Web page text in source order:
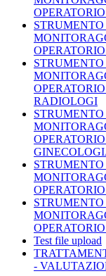
RADIOLOGI
Test file upload
-